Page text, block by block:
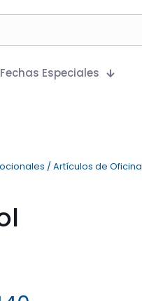
Fechas Especiales
/ Artículos de Oficina